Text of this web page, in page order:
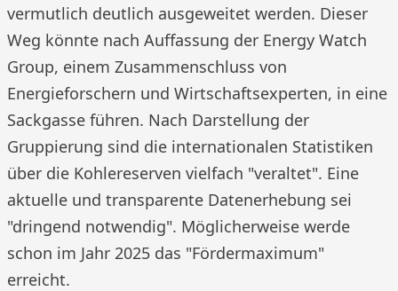
vermutlich deutlich ausgeweitet werden. Dieser
Weg könnte nach Auffassung der Energy Watch
Group, einem Zusammenschluss von
Energieforschern und Wirtschaftsexperten, in eine
Sackgasse führen. Nach Darstellung der
Gruppierung sind die internationalen Statistiken
über die Kohlereserven vielfach "veraltet". Eine
aktuelle und transparente Datenerhebung sei
"dringend notwendig". Möglicherweise werde
schon im Jahr 2025 das "Fördermaximum"
erreicht.